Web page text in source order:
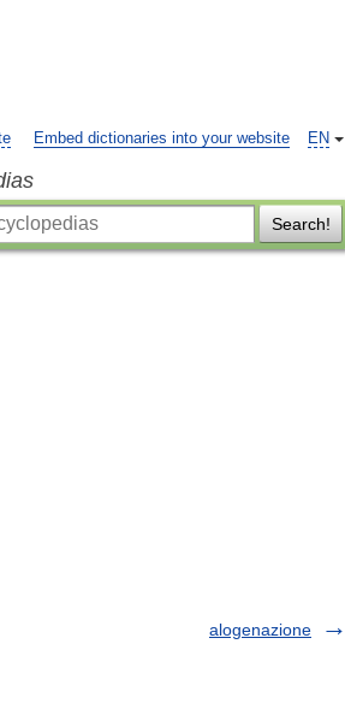
EN
Embed dictionaries into your website
Search!
alogenazione